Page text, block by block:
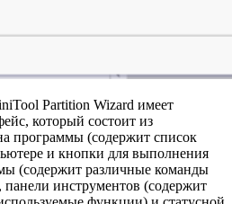
Partition Wizard имеет
который состоит из
программы (содержит список
и кнопки для выполнения
(содержит различные команды
инструментов (содержит